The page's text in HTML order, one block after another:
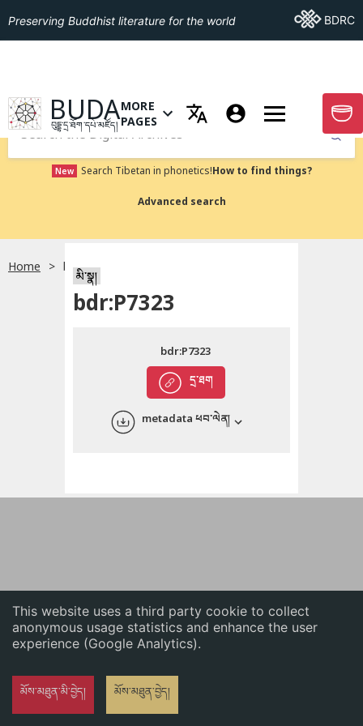
This website uses a third party cookie to collect
anonymous usage statistics and enhance the user
experience (Google Analytics).
མོས་མཐུན་མི་བྱེད། མོས་མཐུན་བྱེད།
English
Preserving Buddhist literature for the world Go ToBDRC
GO TO HOMEPAGE
BUDA
བུདྡྷ་དྲ་ཐོག་དཔེ་མཛོད།
OPEN MENU OF MORE PAGES
MORE
PAGES
GO
Submit
New Search Tibetan in phonetics!How to find things?
Advanced search
Home bdr:P7323
མི་སྣ།
bdr:P7323
དྲ་ཐག
bdr:P7323
metadata ཕབ་ལེན།